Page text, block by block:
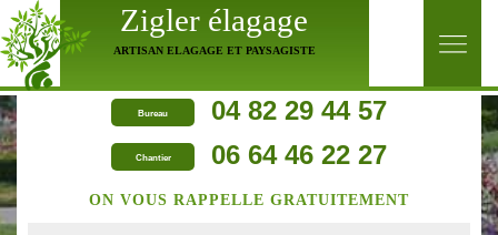
Zigler élagage
ARTISAN ELAGAGE ET PAYSAGISTE
Bureau 04 82 29 44 57
Chantier 06 64 46 22 27
ON VOUS RAPPELLE GRATUITEMENT